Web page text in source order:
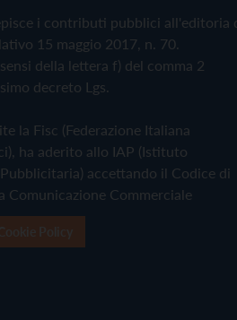
i contributi pubblici all'editoria
15 maggio 2017, n. 70.
della lettera f) del comma 2
decreto Lgs.
la Fisc (Federazione Italiana
ha aderito allo IAP (Istituto
accettando il Codice di
Comunicazione Commerciale